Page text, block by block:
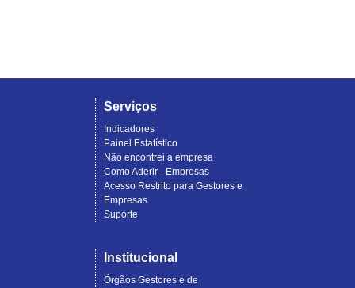
Serviços
Indicadores
Painel Estatístico
Não encontrei a empresa
Como Aderir - Empresas
Acesso Restrito para Gestores e
Empresas
Suporte
Institucional
Órgãos Gestores e de